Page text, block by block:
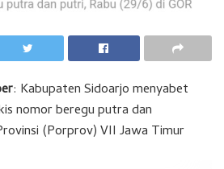
: Kabupaten Sidoarjo menyabet
nomor beregu putra dan
(Porprov) VII Jawa Timur